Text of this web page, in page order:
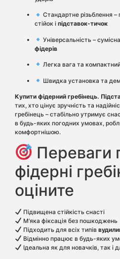
Стандартне різьблення –
стійок і підставок-тичок
Універсальність –
фідерів
Легка вага та
Швидка установка та
Купити фідерний гребінець.
тих, хто цінує зручність та
гребінець – стабільно утримує
в будь-яких погодних умовах,
комфортнішою.
Переваги
фідерні
оціните
Підвищена стійкість снасті
М’яка фіксація без пошкоджень
Підходить для всіх типів
Відмінно працює в будь-яких
Ідеальна як для новачків, так і